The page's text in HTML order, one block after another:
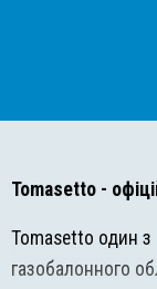
Tomasetto -
Tomasetto один з
газобалонного